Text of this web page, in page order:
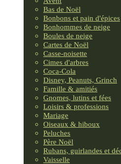
Bas de Noël
Bonbons et pain d'épices
Bonhommes de neige
Boules de neige
Cartes de Noël
Casse-noisette
Cimes d'arbres
Coca-Cola
Disney, Peanuts, Grinch
Famille & amitiés
Gnomes, lutins et fées
Loisirs & professions
Mariage
Oiseaux & hiboux
Peluches
Père Noël
Rubans, guirlandes et
Vaisselle